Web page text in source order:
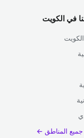
في الكويت
المناطق ←